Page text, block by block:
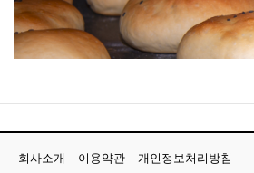
회사소개 이용약관 개인정보처리방침